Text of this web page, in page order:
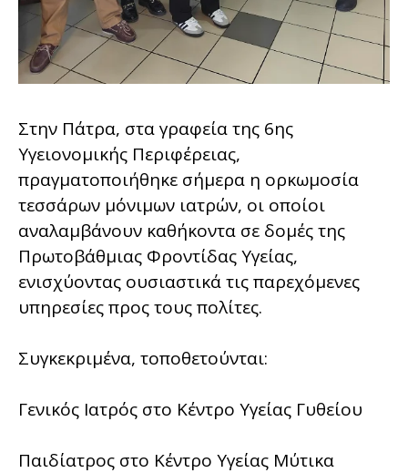
Στην Πάτρα, στα γραφεία της 6ης
Υγειονομικής Περιφέρειας,
πραγματοποιήθηκε σήμερα η ορκωμοσία
τεσσάρων μόνιμων ιατρών, οι οποίοι
αναλαμβάνουν καθήκοντα σε δομές της
Πρωτοβάθμιας Φροντίδας Υγείας,
ενισχύοντας ουσιαστικά τις παρεχόμενες
υπηρεσίες προς τους πολίτες.
Συγκεκριμένα, τοποθετούνται:
Γενικός Ιατρός στο Κέντρο Υγείας Γυθείου
Παιδίατρος στο Κέντρο Υγείας Μύτικα